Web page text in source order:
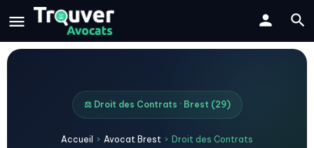
⚖️ Droit des Contrats · Brest (29)
Accueil › Avocat Brest › Droit des Contrats